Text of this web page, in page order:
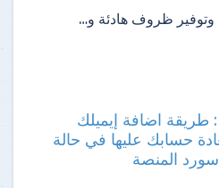
وتوفير ظروف هادئة و…
طريقة اضافة إيميلك
حسابك عليها في حالة
المنصة